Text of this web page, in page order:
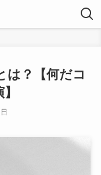
は？【何だコ